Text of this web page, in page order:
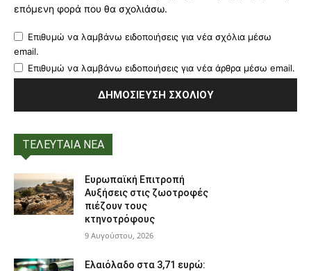
επόμενη φορά που θα σχολιάσω.
Επιθυμώ να λαμβάνω ειδοποιήσεις για νέα σχόλια μέσω
email.
Επιθυμώ να λαμβάνω ειδοποιήσεις για νέα άρθρα μέσω email.
ΤΕΛΕΥΤΑΙΑ ΝΕΑ
Ευρωπαϊκή Επιτροπή
Αυξήσεις στις ζωοτροφές
πιέζουν τους
κτηνοτρόφους
9 Αυγούστου, 2026
Ελαιόλαδο στα 3,71 ευρώ: